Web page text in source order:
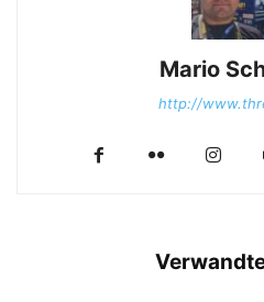
Mario
http://